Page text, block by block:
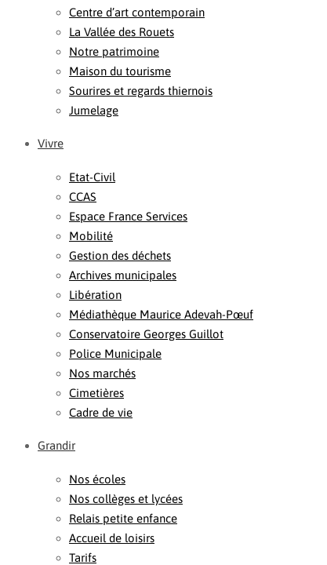
Centre d’art contemporain
La Vallée des Rouets
Notre patrimoine
Maison du tourisme
Sourires et regards thiernois
Jumelage
Vivre
Etat-Civil
CCAS
Espace France Services
Mobilité
Gestion des déchets
Archives municipales
Libération
Médiathèque Maurice Adevah-Pœuf
Conservatoire Georges Guillot
Police Municipale
Nos marchés
Cimetières
Cadre de vie
Grandir
Nos écoles
Nos collèges et lycées
Relais petite enfance
Accueil de loisirs
Tarifs